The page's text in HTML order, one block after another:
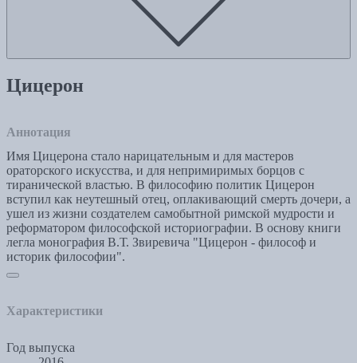
Цицерон
Аннотация
Имя Цицерона стало нарицательным и для мастеров
ораторского искусства, и для непримиримых борцов с
тиранической властью. В философию политик Цицерон
вступил как неутешный отец, оплакивающий смерть дочери, а
ушел из жизни создателем самобытной римской мудрости и
реформатором философской историографии. В основу книги
легла монография В.Т. Звиревича "Цицерон - философ и
историк философии".
Характеристики
Год выпуска